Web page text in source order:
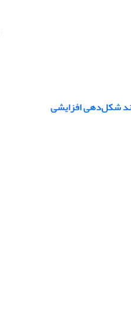
شکل‌دهی افزایشی